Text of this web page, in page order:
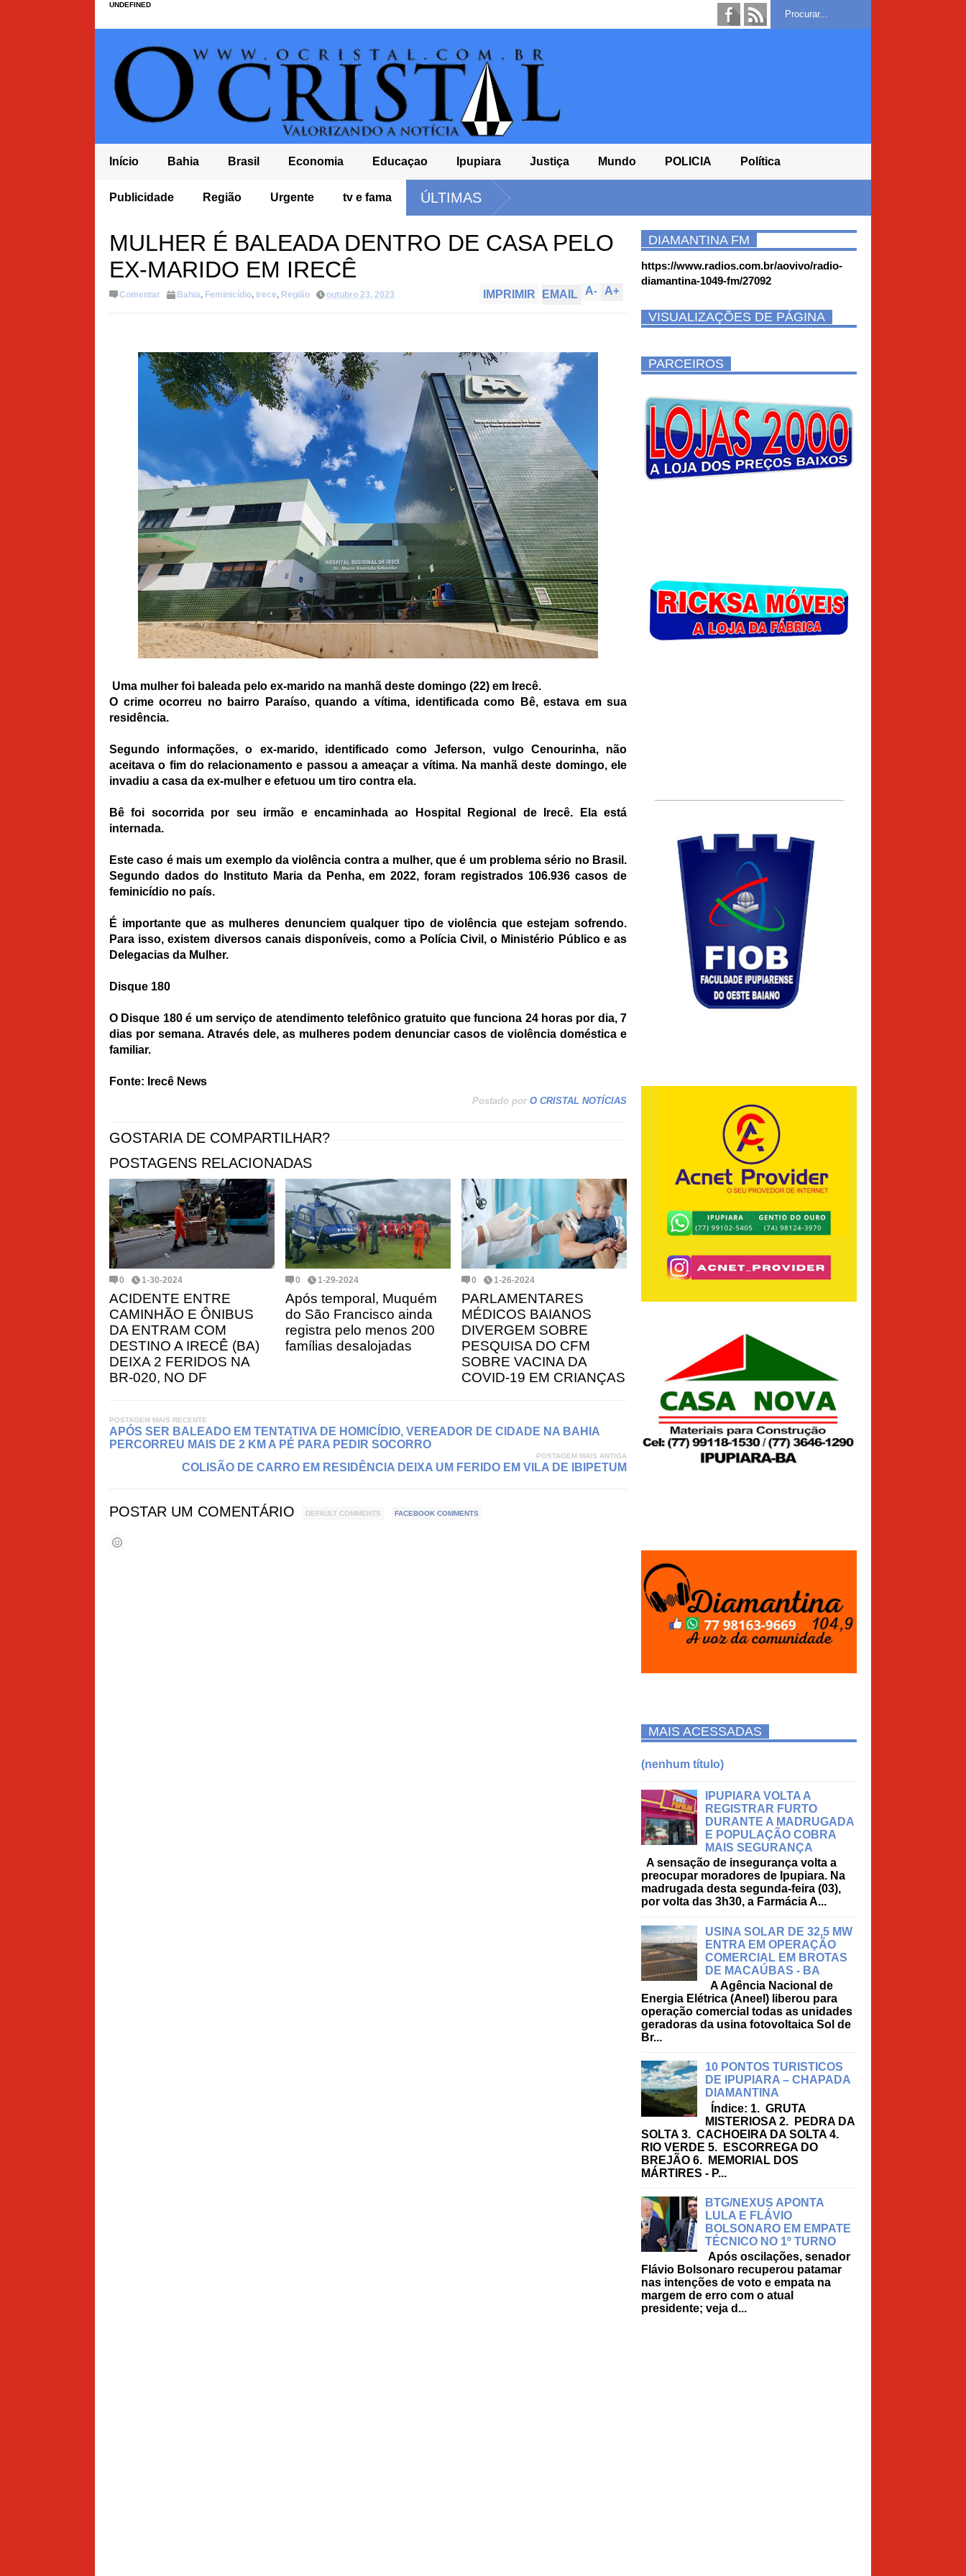
UNDEFINED
Início Bahia Brasil Economia Educaçao Ipupiara Justiça Mundo POLICIA Política
Publicidade Região Urgente tv e fama ÚLTIMAS
USINA SOLAR DE 32,5 MW ENTRA EM
MULHER É BALEADA DENTRO DE CASA PELO
EX-MARIDO EM IRECÊ
Comentar Bahia, Feminicídio, irece, Região outubro 23, 2023 A+
A-
IMPRIMIR EMAIL
Uma mulher foi baleada pelo ex-marido na manhã deste domingo (22) em Irecê.
O crime ocorreu no bairro Paraíso, quando a vítima, identificada como Bê, estava em sua
residência.
Segundo informações, o ex-marido, identificado como Jeferson, vulgo Cenourinha, não
aceitava o fim do relacionamento e passou a ameaçar a vítima. Na manhã deste domingo, ele
invadiu a casa da ex-mulher e efetuou um tiro contra ela.
Bê foi socorrida por seu irmão e encaminhada ao Hospital Regional de Irecê. Ela está
internada.
Este caso é mais um exemplo da violência contra a mulher, que é um problema sério no Brasil.
Segundo dados do Instituto Maria da Penha, em 2022, foram registrados 106.936 casos de
feminicídio no país.
É importante que as mulheres denunciem qualquer tipo de violência que estejam sofrendo.
Para isso, existem diversos canais disponíveis, como a Polícia Civil, o Ministério Público e as
Delegacias da Mulher.
Disque 180
O Disque 180 é um serviço de atendimento telefônico gratuito que funciona 24 horas por dia, 7
dias por semana. Através dele, as mulheres podem denunciar casos de violência doméstica e
familiar.
Fonte: Irecê News
Postado por O CRISTAL NOTÍCIAS
GOSTARIA DE COMPARTILHAR?
POSTAGENS RELACIONADAS
0 1-30-2024
ACIDENTE ENTRE
CAMINHÃO E ÔNIBUS
DA ENTRAM COM
DESTINO A IRECÊ (BA)
DEIXA 2 FERIDOS NA
BR-020, NO DF
0 1-29-2024
Após temporal, Muquém
do São Francisco ainda
registra pelo menos 200
famílias desalojadas
0 1-26-2024
PARLAMENTARES
MÉDICOS BAIANOS
DIVERGEM SOBRE
PESQUISA DO CFM
SOBRE VACINA DA
COVID-19 EM CRIANÇAS
POSTAGEM MAIS RECENTE
APÓS SER BALEADO EM TENTATIVA DE HOMICÍDIO, VEREADOR DE CIDADE NA BAHIA
PERCORREU MAIS DE 2 KM A PÉ PARA PEDIR SOCORRO
POSTAGEM MAIS ANTIGA
COLISÃO DE CARRO EM RESIDÊNCIA DEIXA UM FERIDO EM VILA DE IBIPETUM
POSTAR UM COMENTÁRIO DEFAULT COMMENTS FACEBOOK COMMENTS
DIAMANTINA FM
https://www.radios.com.br/aovivo/radio-
diamantina-1049-fm/27092
VISUALIZAÇÕES DE PÁGINA
PARCEIROS
MAIS ACESSADAS
(nenhum título)
IPUPIARA VOLTA A
REGISTRAR FURTO
DURANTE A MADRUGADA
E POPULAÇÃO COBRA
MAIS SEGURANÇA
A sensação de insegurança volta a
preocupar moradores de Ipupiara. Na
madrugada desta segunda-feira (03),
por volta das 3h30, a Farmácia A...
USINA SOLAR DE 32,5 MW
ENTRA EM OPERAÇÃO
COMERCIAL EM BROTAS
DE MACAÚBAS - BA
A Agência Nacional de
Energia Elétrica (Aneel) liberou para
operação comercial todas as unidades
geradoras da usina fotovoltaica Sol de
Br...
10 PONTOS TURISTICOS
DE IPUPIARA – CHAPADA
DIAMANTINA
Índice: 1. GRUTA
MISTERIOSA 2. PEDRA DA
SOLTA 3. CACHOEIRA DA SOLTA 4.
RIO VERDE 5. ESCORREGA DO
BREJÃO 6. MEMORIAL DOS
MÁRTIRES - P...
BTG/NEXUS APONTA
LULA E FLÁVIO
BOLSONARO EM EMPATE
TÉCNICO NO 1º TURNO
Após oscilações, senador
Flávio Bolsonaro recuperou patamar
nas intenções de voto e empata na
margem de erro com o atual
presidente; veja d...